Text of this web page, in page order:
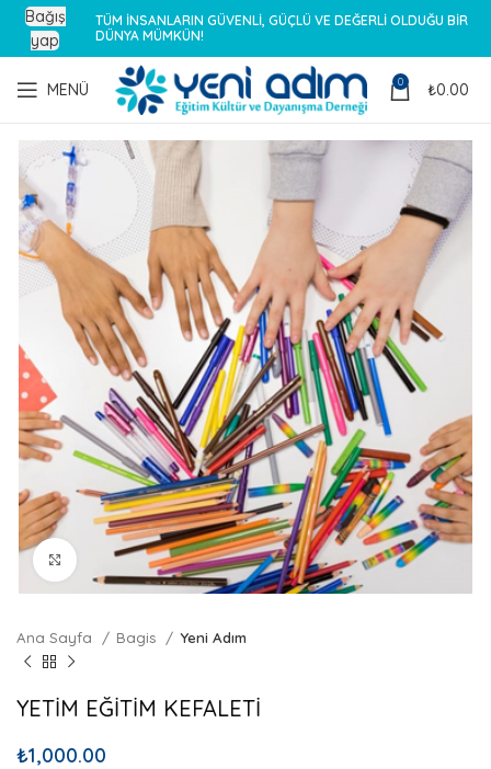
Bağış
yap
TÜM İNSANLARIN GÜVENLİ, GÜÇLÜ VE DEĞERLİ OLDUĞU BİR
DÜNYA MÜMKÜN!
MENÜ 0 ₺0.00
Büyütmek için tıklayın
Ana Sayfa Bagis Yeni Adım
YETİM EĞİTİM KEFALETİ
₺1,000.00